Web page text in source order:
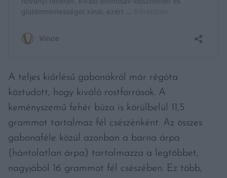
A teljes kiőrlésű gabonákról már régóta
köztudott, hogy kiváló rostforrások. A
keményszemű fehér búza is körülbelül 11,5
grammot tartalmaz fél csészénként. Az összes
gabonaféle közül azonban a barna árpa
(hántolatlan árpa) tartalmazza a legtöbbet,
nagyjából 16 grammot fél csészében. Ez több,